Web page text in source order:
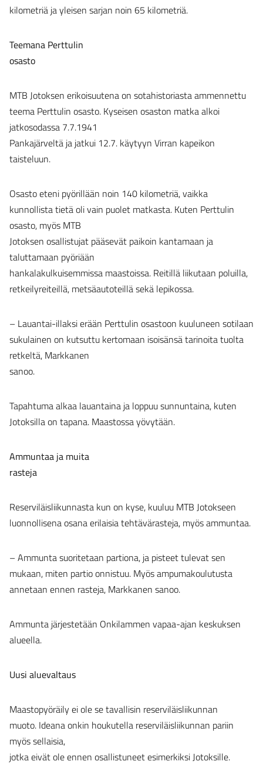
kilometriä ja yleisen sarjan noin 65 kilometriä.
Teemana Perttulin
osasto
MTB Jotoksen erikoisuutena on sotahistoriasta ammennettu
teema Perttulin osasto. Kyseisen osaston matka alkoi
jatkosodassa 7.7.1941
Pankajärveltä ja jatkui 12.7. käytyyn Virran kapeikon
taisteluun.
Osasto eteni pyörillään noin 140 kilometriä, vaikka
kunnollista tietä oli vain puolet matkasta. Kuten Perttulin
osasto, myös MTB
Jotoksen osallistujat pääsevät paikoin kantamaan ja
taluttamaan pyöriään
hankalakulkuisemmissa maastoissa. Reitillä liikutaan poluilla,
retkeilyreiteillä, metsäautoteillä sekä lepikossa.
– Lauantai-illaksi erään Perttulin osastoon kuuluneen sotilaan
sukulainen on kutsuttu kertomaan isoisänsä tarinoita tuolta
retkeltä, Markkanen
sanoo.
Tapahtuma alkaa lauantaina ja loppuu sunnuntaina, kuten
Jotoksilla on tapana. Maastossa yövytään.
Ammuntaa ja muita
rasteja
Reserviläisliikunnasta kun on kyse, kuuluu MTB Jotokseen
luonnollisena osana erilaisia tehtävärasteja, myös ammuntaa.
– Ammunta suoritetaan partiona, ja pisteet tulevat sen
mukaan, miten partio onnistuu. Myös ampumakoulutusta
annetaan ennen rasteja, Markkanen sanoo.
Ammunta järjestetään Onkilammen vapaa-ajan keskuksen
alueella.
Uusi aluevaltaus
Maastopyöräily ei ole se tavallisin reserviläisliikunnan
muoto. Ideana onkin houkutella reserviläisliikunnan pariin
myös sellaisia,
jotka eivät ole ennen osallistuneet esimerkiksi Jotoksille.